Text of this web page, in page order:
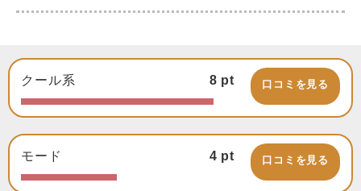
クール系 8 pt 口コミを見る
モード 4 pt 口コミを見る